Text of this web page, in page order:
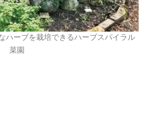
ハーブを栽培できるハーブスパイラル
菜園